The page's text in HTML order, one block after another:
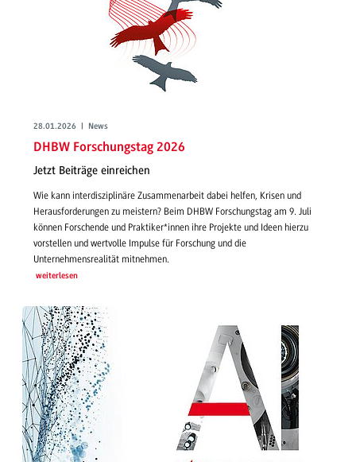
28.01.2026 | News
DHBW Forschungstag 2026
Jetzt Beiträge einreichen
Wie kann interdisziplinäre Zusammenarbeit dabei helfen, Krisen und
Herausforderungen zu meistern? Beim DHBW Forschungstag am 9. Juli
können Forschende und Praktiker*innen ihre Projekte und Ideen hierzu
vorstellen und wertvolle Impulse für Forschung und die
Unternehmensrealität mitnehmen.
weiterlesen